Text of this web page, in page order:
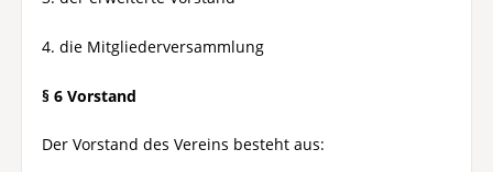
4. die Mitgliederversammlung
§ 6 Vorstand
Der Vorstand des Vereins besteht aus: